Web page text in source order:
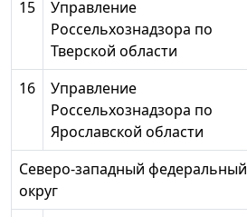
15
Управление
Россельхознадзора по
Тверской области
16
Управление
Россельхознадзора по
Ярославской области
Северо-западный федеральный
округ